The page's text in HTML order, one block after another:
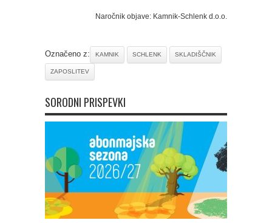
Naročnik objave: Kamnik-Schlenk d.o.o.
Označeno z: KAMNIK SCHLENK SKLADIŠČNIK
ZAPOSLITEV
SORODNI PRISPEVKI